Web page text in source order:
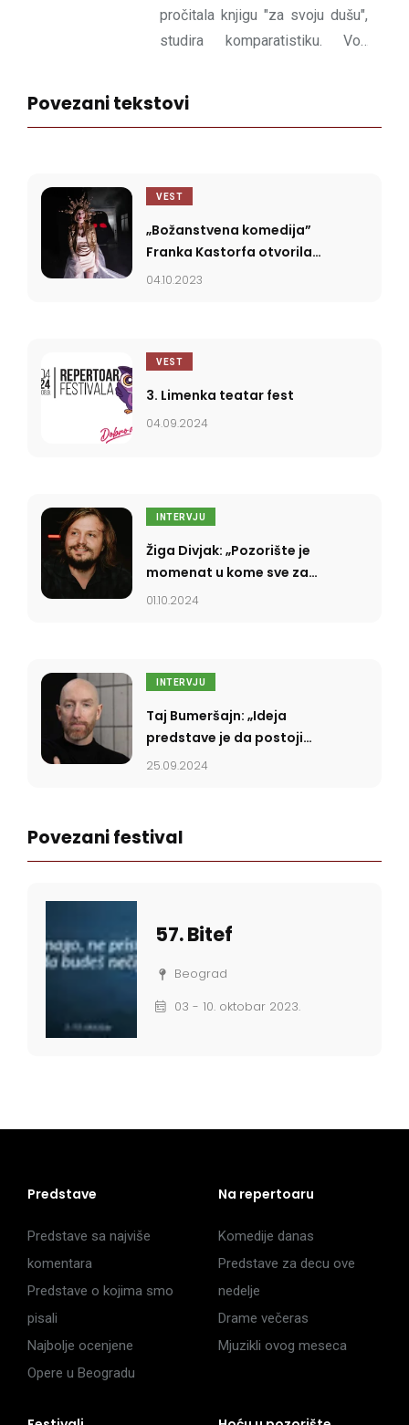
pročitala knjigu "za svoju dušu",
studira komparatistiku. Voli
otvorenom.
Povezani tekstovi
VEST
„Božanstvena komedija”
Franka Kastorfa otvorila
Prolog 57. Bitefa
04.10.2023
VEST
3. Limenka teatar fest
04.09.2024
INTERVJU
Žiga Divjak: „Pozorište je
momenat u kome sve za
jedan trenutak stane”
01.10.2024
INTERVJU
Taj Bumeršajn: „Ideja
predstave je da postoji
neka sila iznad površine
25.09.2024
Povezani festival
57. Bitef
Beograd
03 - 10. oktobar 2023.
Predstave
Predstave sa najviše
komentara
Predstave o kojima smo
pisali
Najbolje ocenjene
Opere u Beogradu
Na repertoaru
Komedije danas
Predstave za decu ove
nedelje
Drame večeras
Mjuzikli ovog meseca